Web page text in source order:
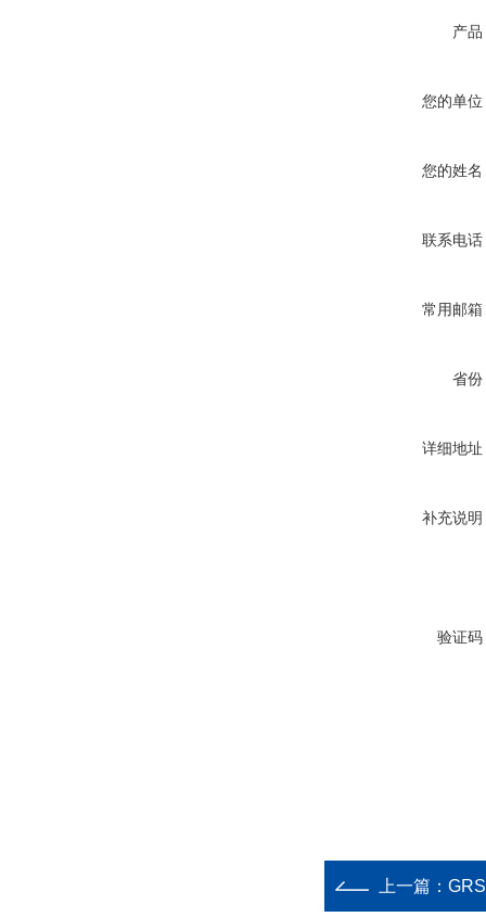
产品
您的单位
您的姓名
联系电话
常用邮箱
省份
详细地址
补充说明
验证码
上一篇：